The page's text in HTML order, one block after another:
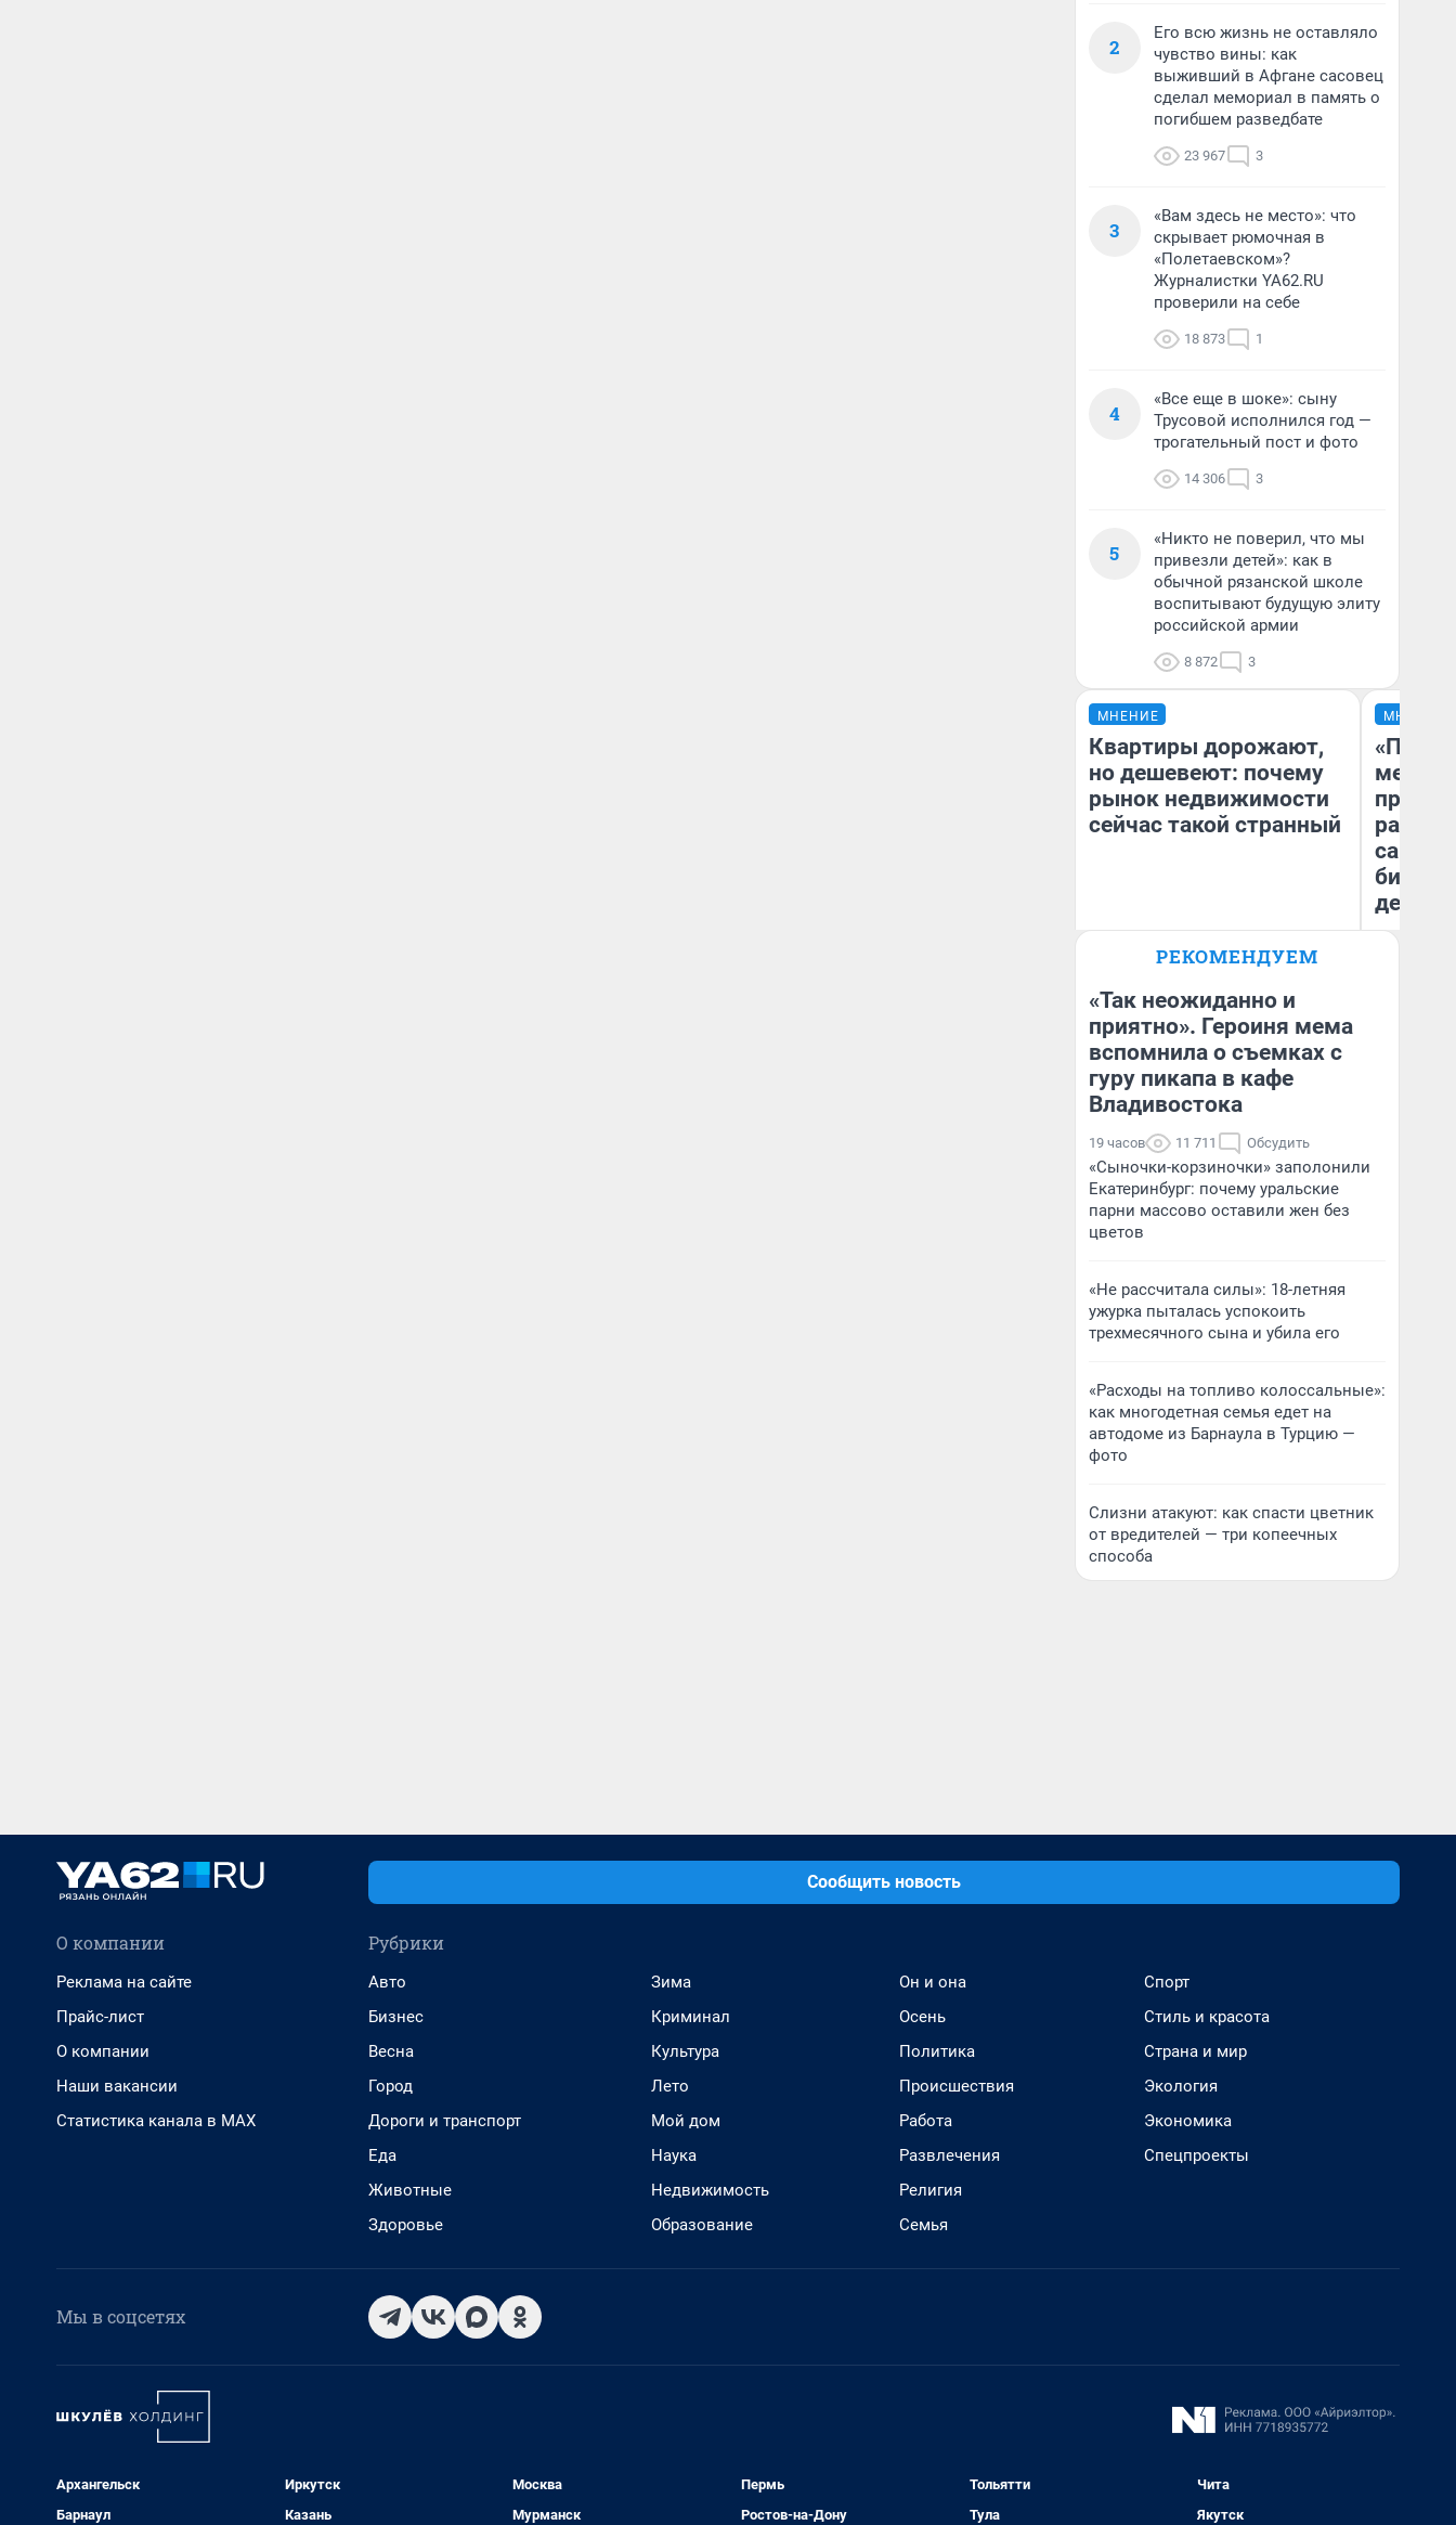
2
Его всю жизнь не оставляло
чувство вины: как
выживший в Афгане сасовец
сделал мемориал в память о
погибшем разведбате
23 967 3
3
«Вам здесь не место»: что
скрывает рюмочная в
«Полетаевском»?
Журналистки YA62.RU
проверили на себе
18 873 1
4
«Все еще в шоке»: сыну
Трусовой исполнился год —
трогательный пост и фото
14 306 3
5
«Никто не поверил, что мы
привезли детей»: как в
обычной рязанской школе
воспитывают будущую элиту
российской армии
8 872 3
МНЕНИЕ
Квартиры дорожают,
но дешевеют: почему
рынок недвижимости
сейчас такой странный
Екатерина Торопова
недвижимости
МНЕНИЕ
самом
РЕКОМЕНДУЕМ
«Так неожиданно и
приятно». Героиня мема
вспомнила о съемках с
гуру пикапа в кафе
Владивостока
19 часов 11 711 Обсудить
«Сыночки-корзиночки» заполонили
Екатеринбург: почему уральские
парни массово оставили жен без
цветов
«Не рассчитала силы»: 18-летняя
ужурка пыталась успокоить
трехмесячного сына и убила его
«Расходы на топливо колоссальные»:
как многодетная семья едет на
автодоме из Барнаула в Турцию —
фото
Слизни атакуют: как спасти цветник
от вредителей — три копеечных
способа
Сообщить новость
О компании
Реклама на сайте
Прайс-лист
О компании
Наши вакансии
Статистика канала в MAX
Рубрики
Авто
Бизнес
Весна
Город
Дороги и транспорт
Еда
Животные
Здоровье
Зима
Криминал
Культура
Лето
Мой дом
Наука
Недвижимость
Образование
Он и она
Осень
Политика
Происшествия
Работа
Развлечения
Религия
Семья
Спорт
Стиль и красота
Страна и мир
Экология
Экономика
Спецпроекты
Мы в соцсетях
Архангельск
Барнаул
Иркутск
Казань
Москва
Мурманск
Пермь
Ростов-на-Дону
Тольятти
Тула
Чита
Якутск